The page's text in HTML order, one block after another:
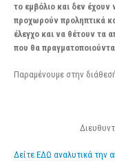
το εμβόλιο και δεν
προχωρούν προληπτικά
έλεγχο και να θέτουν τα
που θα
Παραμένουμε στην
Δείτε ΕΔΩ αναλυτικά την